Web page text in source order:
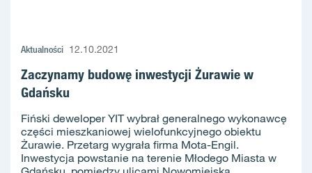
Aktualności 12.10.2021
Zaczynamy budowę inwestycji Żurawie w
Gdańsku
Fiński deweloper YIT wybrał generalnego wykonawcę
części mieszkaniowej wielofunkcyjnego obiektu
Żurawie. Przetarg wygrała firma Mota-Engil.
Inwestycja powstanie na terenie Młodego Miasta w